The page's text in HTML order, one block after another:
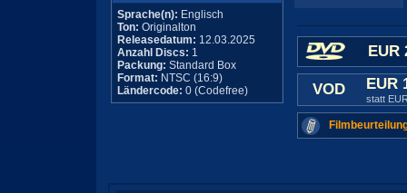
Sprache(n): Englisch
Ton: Originalton
Releasedatum: 12.03.2025
Anzahl Discs: 1
Packung: Standard Box
Format: NTSC (16:9)
Ländercode: 0 (Codefree)
EUR
VOD EUR
statt